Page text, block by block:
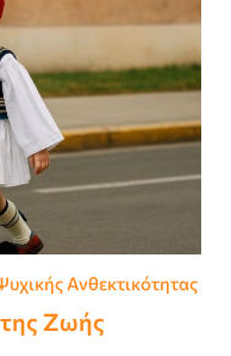
Ανθεκτικότητας
Ζωής